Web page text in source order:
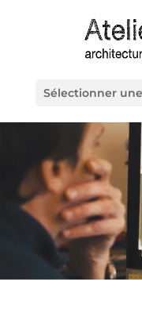
Sélectionner